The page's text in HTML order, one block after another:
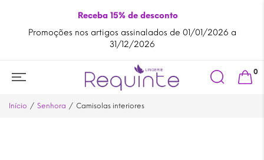
Receba 15% de desconto
Promoções nos artigos assinalados de 01/01/2026 a
31/12/2026
Search
for:
0
Início Senhora Camisolas interiores